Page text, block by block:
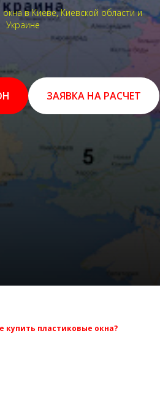
окна в Киеве, Киевской области и
Украине
ЗАЯВКА НА РАСЧЕТ
купить пластиковые окна?